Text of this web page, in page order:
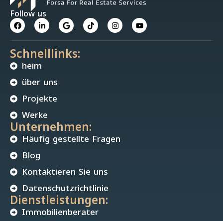
Follow us
Schnelllinks:
heim
über uns
Projekte
Werke
Unternehmen:
Häufig gestellte Fragen
Blog
Kontaktieren Sie uns
Datenschutzrichtlinie
Dienstleistungen:
Immobilienberater